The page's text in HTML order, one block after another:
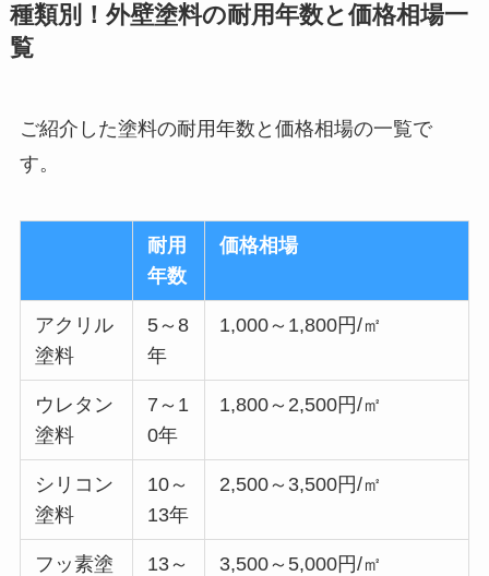
種類別！外壁塗料の耐用年数と価格相場一
覧
ご紹介した塗料の耐用年数と価格相場の一覧で
す。
耐用
年数
価格相場
アクリル
塗料
5～8
年
1,000～1,800円/㎡
ウレタン
塗料
7～1
0年
1,800～2,500円/㎡
シリコン
塗料
10～
13年
2,500～3,500円/㎡
フッ素塗
13～
3,500～5,000円/㎡